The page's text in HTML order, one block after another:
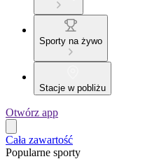
Sporty na żywo
Stacje w pobliżu
Otwórz app
Cała zawartość
Popularne sporty